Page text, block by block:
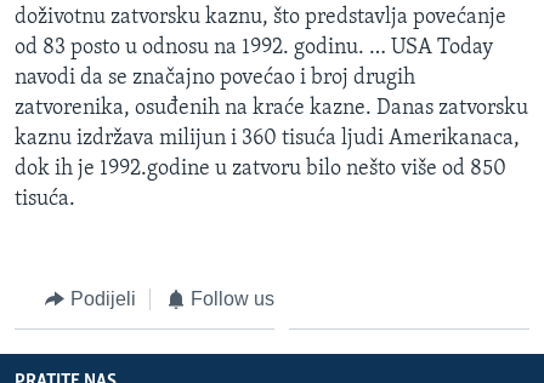
doživotnu zatvorsku kaznu, što predstavlja povećanje
od 83 posto u odnosu na 1992. godinu. … USA Today
navodi da se značajno povećao i broj drugih
zatvorenika, osuđenih na kraće kazne. Danas zatvorsku
kaznu izdržava milijun i 360 tisuća ljudi Amerikanaca,
dok ih je 1992.godine u zatvoru bilo nešto više od 850
tisuća.
Podijeli Follow us